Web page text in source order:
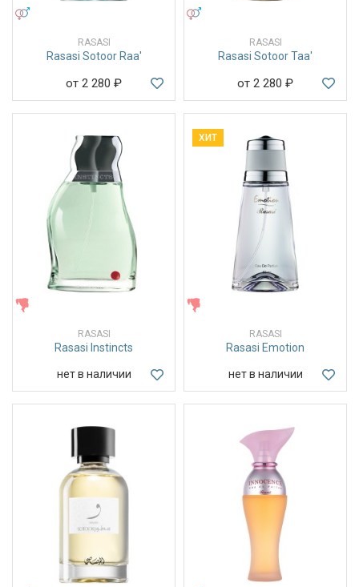
RASASI
Rasasi Sotoor Raa'
от 2 280 ₽
RASASI
Rasasi Sotoor Taa'
от 2 280 ₽
RASASI
Rasasi Instincts
нет в наличии
ХИТ
RASASI
Rasasi Emotion
нет в наличии